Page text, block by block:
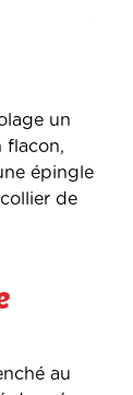
un
flacon,
épingle
de
au